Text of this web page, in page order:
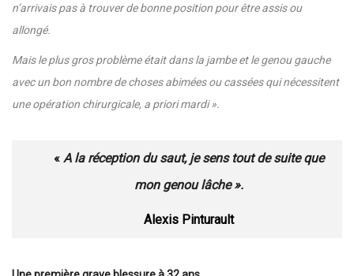
n’arrivais pas à trouver de bonne position pour être assis ou
allongé.
Mais le plus gros problème était dans la jambe et le genou gauche
avec un bon nombre de choses abimées ou cassées qui nécessitent
une opération chirurgicale, a priori mardi ».
« A la réception du saut, je sens tout de suite que
mon genou lâche ».
Alexis Pinturault